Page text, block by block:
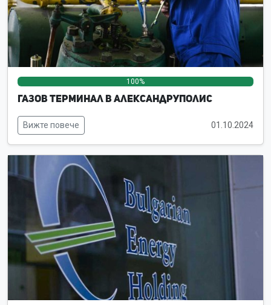
100%
Газов терминал в Александруполис
Вижте повече 01.10.2024